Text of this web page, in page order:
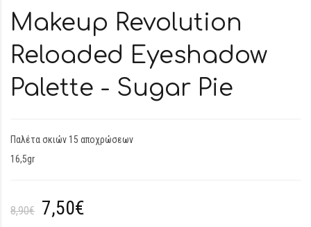
Makeup Revolution
Reloaded Eyeshadow
Palette - Sugar Pie
Παλέτα σκιών 15 αποχρώσεων
16,5gr
8,90€ 7,50€